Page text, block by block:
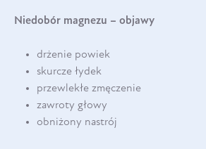
Niedobór magnezu – objawy
drżenie powiek
skurcze łydek
przewlekłe zmęczenie
zawroty głowy
obniżony nastrój